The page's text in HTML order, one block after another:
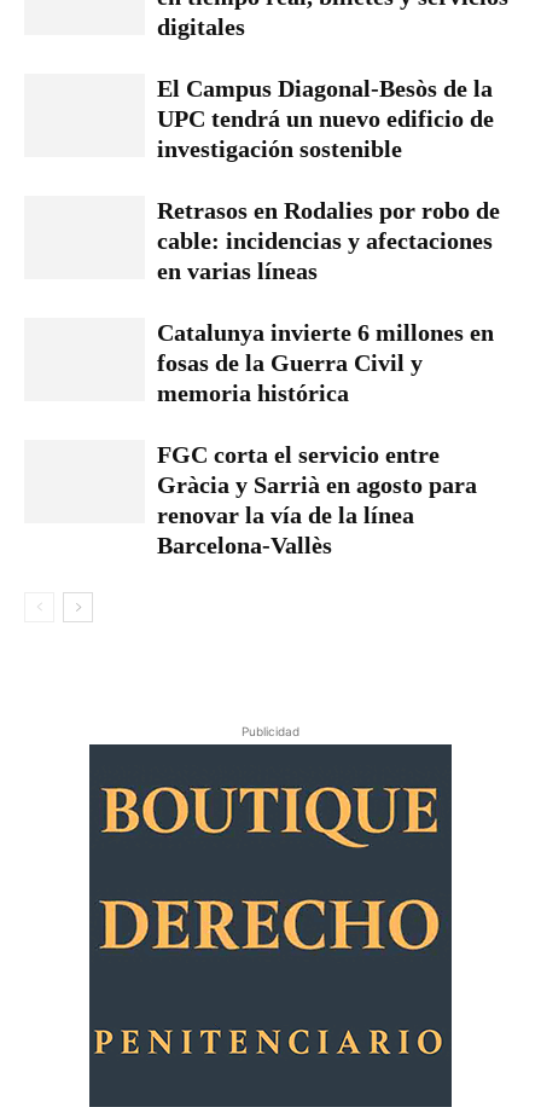
digitales
El Campus Diagonal-Besòs de la
UPC tendrá un nuevo edificio de
investigación sostenible
Retrasos en Rodalies por robo de
cable: incidencias y afectaciones
en varias líneas
Catalunya invierte 6 millones en
fosas de la Guerra Civil y
memoria histórica
FGC corta el servicio entre
Gràcia y Sarrià en agosto para
renovar la vía de la línea
Barcelona-Vallès
Publicidad